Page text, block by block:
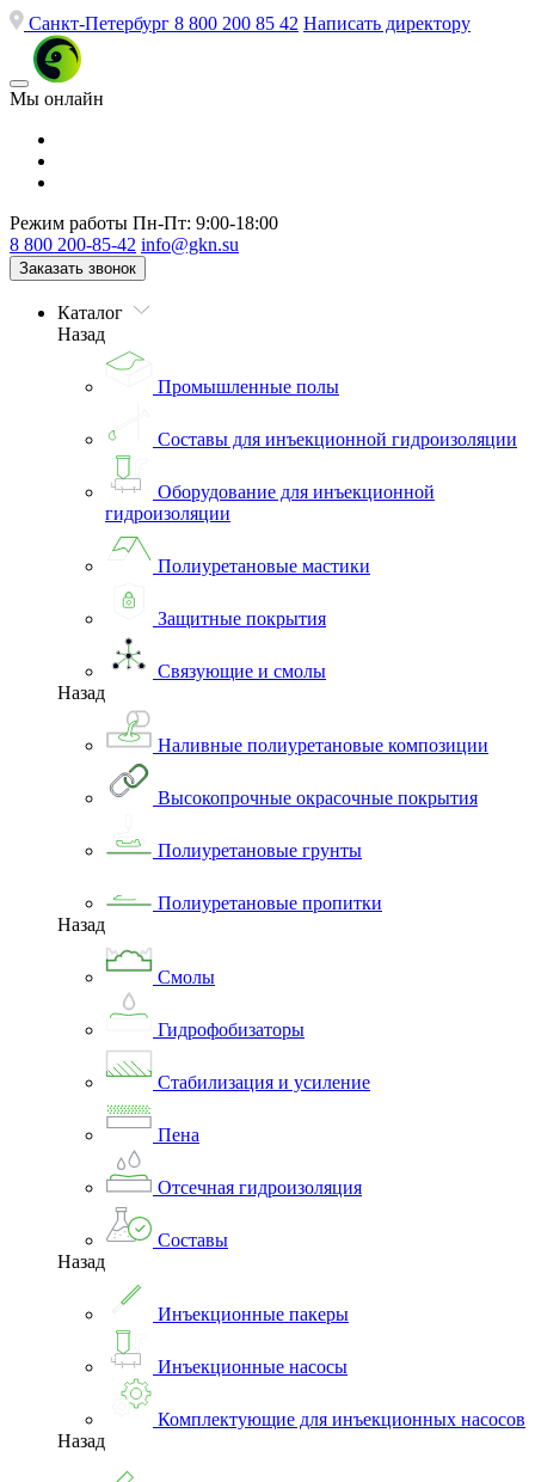
Санкт-Петербург 8 800 200 85 42 Написать директору
Мы онлайн
Режим работы Пн-Пт: 9:00-18:00
8 800 200-85-42 info@gkn.su
Заказать звонок
Каталог
Назад
Промышленные полы
Составы для инъекционной гидроизоляции
Оборудование для инъекционной
гидроизоляции
Полиуретановые мастики
Защитные покрытия
Связующие и смолы
Назад
Наливные полиуретановые композиции
Высокопрочные окрасочные покрытия
Полиуретановые грунты
Полиуретановые пропитки
Назад
Смолы
Гидрофобизаторы
Стабилизация и усиление
Пена
Отсечная гидроизоляция
Составы
Назад
Инъекционные пакеры
Инъекционные насосы
Комплектующие для инъекционных насосов
Назад